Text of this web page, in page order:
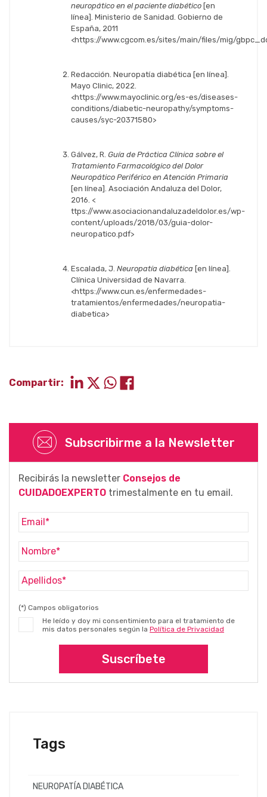
neuropático en el paciente diabético [en
línea]. Ministerio de Sanidad. Gobierno de
España, 2011
<https://www.cgcom.es/sites/main/files/mig/
Redacción. Neuropatía diabética [en línea].
Mayo Clinic, 2022.
<https://www.mayoclinic.org/es-es/diseases-
conditions/diabetic-neuropathy/symptoms-
causes/syc-20371580>
Gálvez, R. Guía de Práctica Clínica sobre el
Tratamiento Farmacológico del Dolor
Neuropático Periférico en Atención Primaria
[en línea]. Asociación Andaluza del Dolor,
2016. <
ttps://www.asociacionandaluzadeldolor.es/wp-
content/uploads/2018/03/guia-dolor-
neuropatico.pdf>
Escalada, J. Neuropatía diabética [en línea].
Clínica Universidad de Navarra.
<https://www.cun.es/enfermedades-
tratamientos/enfermedades/neuropatia-
diabetica>
Compartir:
Subscribirme a la Newsletter
Recibirás la newsletter Consejos de
CUIDADOEXPERTO trimestalmente en tu email.
(*) Campos obligatorios
He leído y doy mi consentimiento para el tratamiento de
mis datos personales según la Política de Privacidad
Suscríbete
Tags
NEUROPATÍA DIABÉTICA